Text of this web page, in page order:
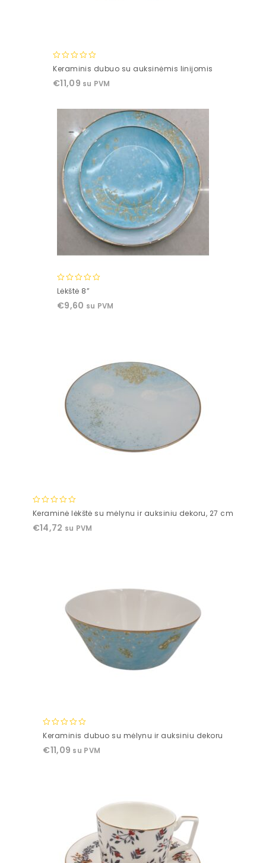
0
of
Keraminis dubuo su auksinėmis linijomis
€11,09 su PVM
0
of
Lėkštė 8”
€9,60 su PVM
0
of
Keraminė lėkštė su mėlynu ir auksiniu dekoru, 27 cm
€14,72 su PVM
0
of
Keraminis dubuo su mėlynu ir auksiniu dekoru
€11,09 su PVM